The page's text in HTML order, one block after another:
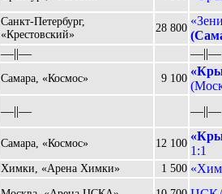
Санкт-Петербург,
«Крестовский»
28 800
––||––
––||––
Самара, «Космос» 9 100
––||–– ––||––
Самара, «Космос» 12 100
1:1
Химки, «Арена Химки» 1 500